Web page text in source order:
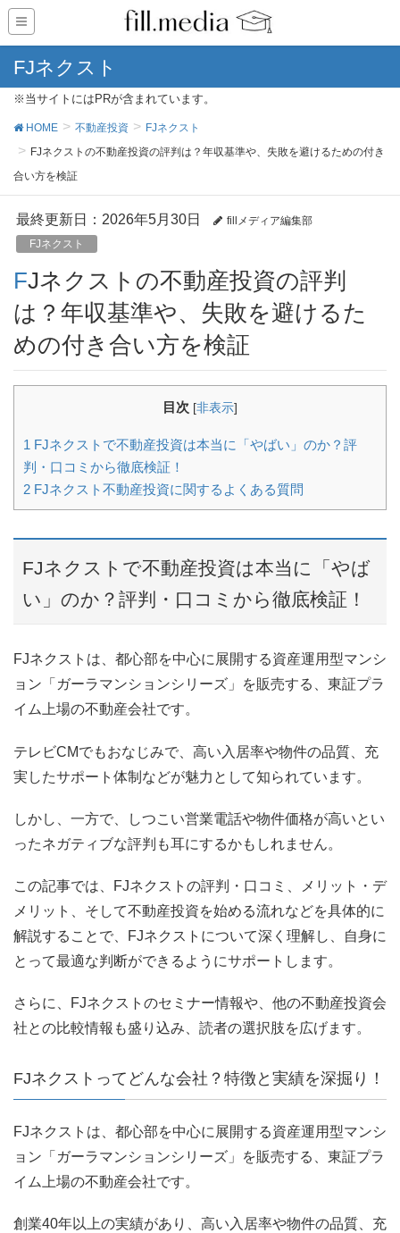
FJネクスト
※当サイトにはPRが含まれています。
HOME 不動産投資
FJネクスト
FJネクストの不動産投資の評判は？年収基準や、失敗を避けるための付き
合い方を検証
最終更新日：2026年5月30日
fillメディア編集部
FJネクスト
FJネクストの不動産投資の評判
は？年収基準や、失敗を避けるた
めの付き合い方を検証
目次 [非表示]
1 FJネクストで不動産投資は本当に「やばい」のか？評
判・口コミから徹底検証！
2 FJネクスト不動産投資に関するよくある質問
FJネクストで不動産投資は本当に「やば
い」のか？評判・口コミから徹底検証！
FJネクストは、都心部を中心に展開する資産運用型マンシ
ョン「ガーラマンションシリーズ」を販売する、東証プラ
イム上場の不動産会社です。
テレビCMでもおなじみで、高い入居率や物件の品質、充
実したサポート体制などが魅力として知られています。
しかし、一方で、しつこい営業電話や物件価格が高いとい
ったネガティブな評判も耳にするかもしれません。
この記事では、FJネクストの評判・口コミ、メリット・デ
メリット、そして不動産投資を始める流れなどを具体的に
解説することで、FJネクストについて深く理解し、自身に
とって最適な判断ができるようにサポートします。
さらに、FJネクストのセミナー情報や、他の不動産投資会
社との比較情報も盛り込み、読者の選択肢を広げます。
FJネクストってどんな会社？特徴と実績を深掘り！
FJネクストは、都心部を中心に展開する資産運用型マンシ
ョン「ガーラマンションシリーズ」を販売する、東証プラ
イム上場の不動産会社です。
創業40年以上の実績があり、高い入居率や物件の品質、充